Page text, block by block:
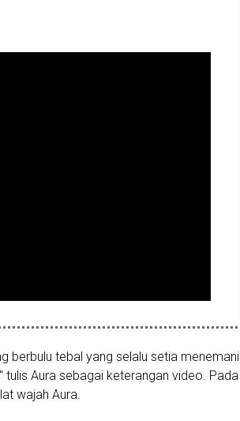
berbulu tebal yang selalu setia menemani
tulis Aura sebagai keterangan video. Pada
wajah Aura.